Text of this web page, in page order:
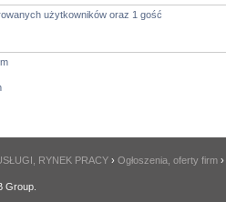
użytkowników oraz 1 gość
RYNEK PRACY› Ogłoszenia, oferty firm›
Group.